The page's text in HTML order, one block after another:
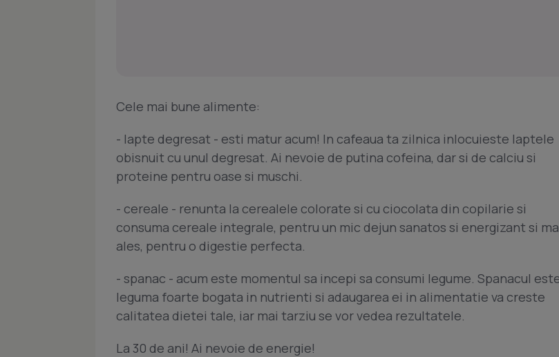
Cele mai bune alimente:
- lapte degresat - esti matur acum! In cafeaua ta zilnica inlocuieste laptele
obisnuit cu unul degresat. Ai nevoie de putina cofeina, dar si de calciu si
proteine pentru oase si muschi.
- cereale - renunta la cerealele colorate si cu ciocolata din copilarie si
consuma cereale integrale, pentru un mic dejun sanatos si energizant si
ales, pentru o digestie perfecta.
- spanac - acum este momentul sa incepi sa consumi legume. Spanacul
leguma foarte bogata in nutrienti si adaugarea ei in alimentatie va creste
calitatea dietei tale, iar mai tarziu se vor vedea rezultatele.
La 30 de ani! Ai nevoie de energie!